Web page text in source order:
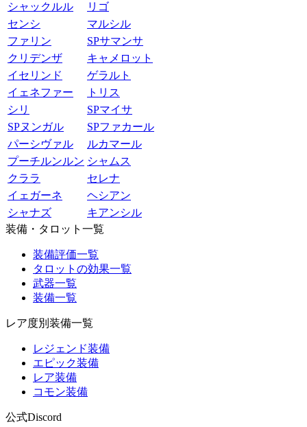
シャックルル
リゴ
センシ
マルシル
ファリン
SPサマンサ
クリデンザ
キャメロット
イセリンド
ゲラルト
イェネファー
トリス
シリ
SPマイサ
SPヌンガル
SPファカール
パーシヴァル
ルカマール
プーチルンルン シャムス
クララ
セレナ
イェガーネ
ヘシアン
シャナズ
キアンシル
装備・タロット一覧
装備評価一覧
タロットの効果一覧
武器一覧
装備一覧
レア度別装備一覧
レジェンド装備
エピック装備
レア装備
コモン装備
公式Discord